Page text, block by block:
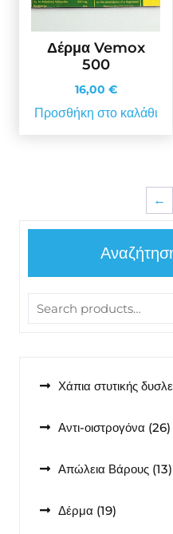
Δέρμα Vemox
500
16,00 €
Προσθήκη στο καλάθι
←
Χάπια στυτικής
Αντι-οιστρογόνα 2626
Απώλεια Βάρους 1313
Δέρμα 1919